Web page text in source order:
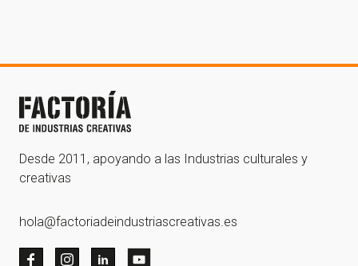
¡Gracias por suscribirte a nuestra newsletter!
Desde 2011, apoyando a las Industrias culturales y
creativas
hola@factoriadeindustriascreativas.es